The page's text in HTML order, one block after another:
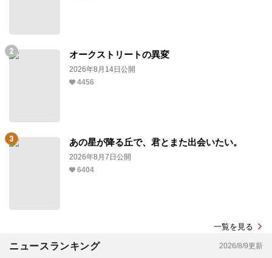
オークストリートの異変
2026年8月14日公開
4456
あの星が降る丘で、君とまた出会いたい。
2026年8月7日公開
6404
一覧を見る
ニュースランキング 2026/8/9更新